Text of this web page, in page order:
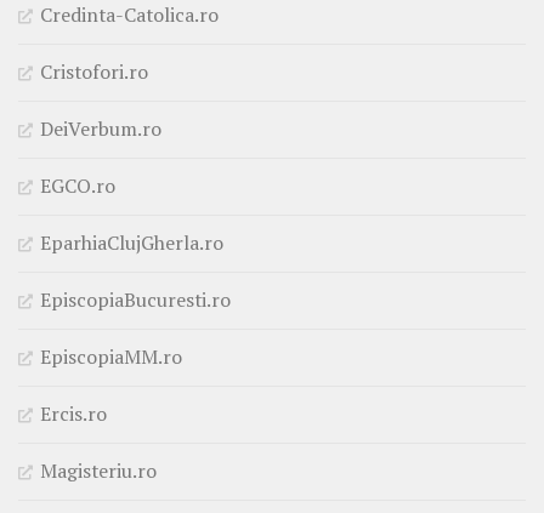
Credinta-Catolica.ro
Cristofori.ro
DeiVerbum.ro
EGCO.ro
EparhiaClujGherla.ro
EpiscopiaBucuresti.ro
EpiscopiaMM.ro
Ercis.ro
Magisteriu.ro